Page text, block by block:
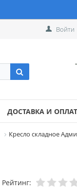
Войти
ДОСТАВКА И
Кресло складное
Рейтинг: